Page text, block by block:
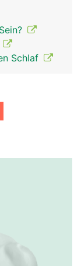
Schlaf